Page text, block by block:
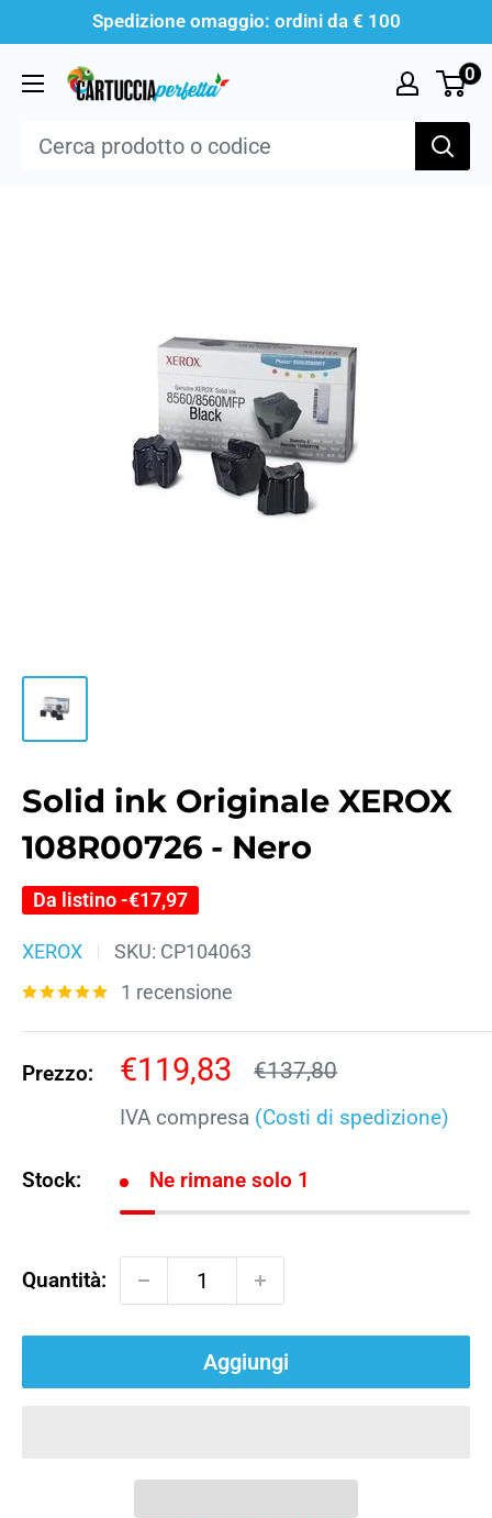
contenuto
Spedizione omaggio: ordini da € 100
Cartucciaperfetta 0
Solid ink Originale XEROX
108R00726 - Nero
Da listino -€17,97
XEROX SKU: CP104063
1 recensione
Prezzo:
Prezzo
scontato
€119,83 Prezzo
€137,80
IVA compresa (Costi di spedizione)
Stock: Ne rimane solo 1
Quantità:
Aggiungi